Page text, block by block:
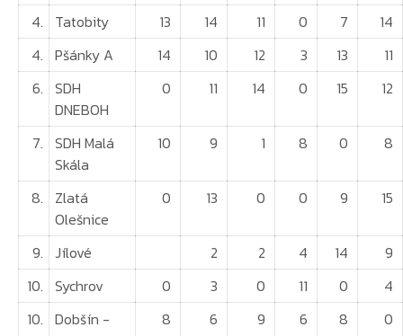
4.
Tatobity 13 14 11 0 7
14
4. Pšánky A 14 10 12 3 13
11
6. SDH
DNEBOH
0 11 14 0 15 12
7. SDH Malá
Skála
10 9 1 8 0 8
8.
Zlatá
Olešnice
0 13 0 0 9 15
9. Jílové 2 2 4 14
9
10. Sychrov 0 3 0 11 0
4
10. Dobšín -
8 6 9 6 8 0